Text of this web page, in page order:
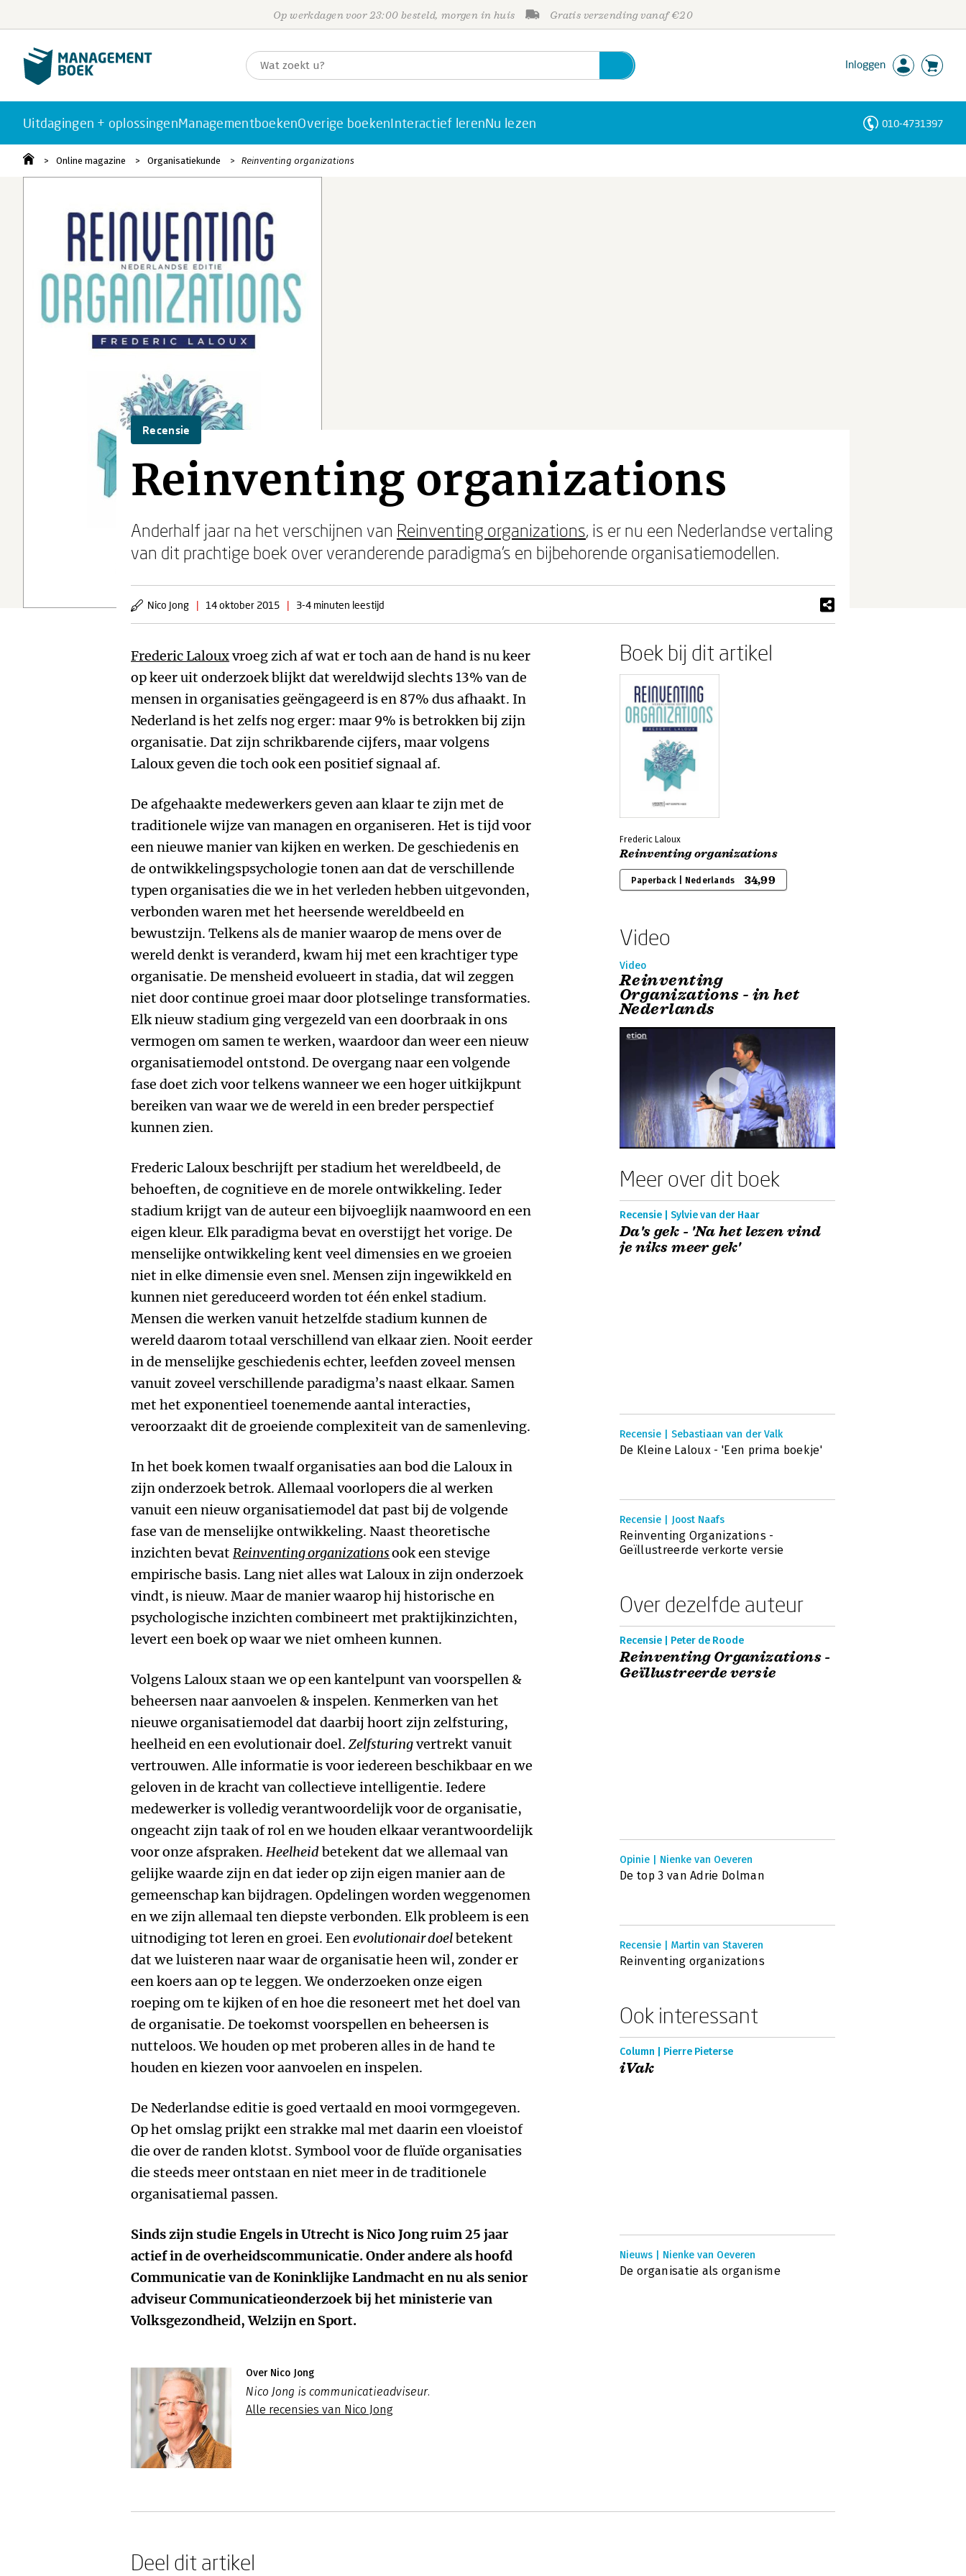
Op werkdagen voor 23:00 besteld, morgen in huis Gratis verzending vanaf €20
Inloggen
Uitdagingen + oplossingenManagementboekenOverige boekenInteractief lerenNu lezen 010-4731397
Online magazine Organisatiekunde Reinventing organizations
Recensie
Reinventing organizations
Anderhalf jaar na het verschijnen van Reinventing organizations, is er nu een Nederlandse vertaling
van dit prachtige boek over veranderende paradigma’s en bijbehorende organisatiemodellen.
Nico Jong | 14 oktober 2015 | 3-4 minuten leestijd
Frederic Lalouxvroeg zich af wat er toch aan de hand is nu keer
op keer uit onderzoek blijkt dat wereldwijd slechts 13% van de
mensen in organisaties geëngageerd is en 87% dus afhaakt. In
Nederland is het zelfs nog erger: maar 9% is betrokken bij zijn
organisatie. Dat zijn schrikbarende cijfers, maar volgens
Laloux geven die toch ook een positief signaal af.
De afgehaakte medewerkers geven aan klaar te zijn met de
traditionele wijze van managen en organiseren. Het is tijd voor
een nieuwe manier van kijken en werken. De geschiedenis en
de ontwikkelingspsychologie tonen aan dat de verschillende
typen organisaties die we in het verleden hebben uitgevonden,
verbonden waren met het heersende wereldbeeld en
bewustzijn. Telkens als de manier waarop de mens over de
wereld denkt is veranderd, kwam hij met een krachtiger type
organisatie. De mensheid evolueert in stadia, dat wil zeggen
niet door continue groei maar door plotselinge transformaties.
Elk nieuw stadium ging vergezeld van een doorbraak in ons
vermogen om samen te werken, waardoor dan weer een nieuw
organisatiemodel ontstond. De overgang naar een volgende
fase doet zich voor telkens wanneer we een hoger uitkijkpunt
bereiken van waar we de wereld in een breder perspectief
kunnen zien.
Frederic Laloux beschrijft per stadium het wereldbeeld, de
behoeften, de cognitieve en de morele ontwikkeling. Ieder
stadium krijgt van de auteur een bijvoeglijk naamwoord en een
eigen kleur. Elk paradigma bevat en overstijgt het vorige. De
menselijke ontwikkeling kent veel dimensies en we groeien
niet in elke dimensie even snel. Mensen zijn ingewikkeld en
kunnen niet gereduceerd worden tot één enkel stadium.
Mensen die werken vanuit hetzelfde stadium kunnen de
wereld daarom totaal verschillend van elkaar zien. Nooit eerder
in de menselijke geschiedenis echter, leefden zoveel mensen
vanuit zoveel verschillende paradigma’s naast elkaar. Samen
met het exponentieel toenemende aantal interacties,
veroorzaakt dit de groeiende complexiteit van de samenleving.
In het boek komen twaalf organisaties aan bod die Laloux in
zijn onderzoek betrok. Allemaal voorlopers die al werken
vanuit een nieuw organisatiemodel dat past bij de volgende
fase van de menselijke ontwikkeling. Naast theoretische
inzichten bevat Reinventing organizationsook een stevige
empirische basis. Lang niet alles wat Laloux in zijn onderzoek
vindt, is nieuw. Maar de manier waarop hij historische en
psychologische inzichten combineert met praktijkinzichten,
levert een boek op waar we niet omheen kunnen.
Volgens Laloux staan we op een kantelpunt van voorspellen &
beheersen naar aanvoelen & inspelen. Kenmerken van het
nieuwe organisatiemodel dat daarbij hoort zijn zelfsturing,
heelheid en een evolutionair doel. Zelfsturingvertrekt vanuit
vertrouwen. Alle informatie is voor iedereen beschikbaar en we
geloven in de kracht van collectieve intelligentie. Iedere
medewerker is volledig verantwoordelijk voor de organisatie,
ongeacht zijn taak of rol en we houden elkaar verantwoordelijk
voor onze afspraken. Heelheidbetekent dat we allemaal van
gelijke waarde zijn en dat ieder op zijn eigen manier aan de
gemeenschap kan bijdragen. Opdelingen worden weggenomen
en we zijn allemaal ten diepste verbonden. Elk probleem is een
uitnodiging tot leren en groei. Eenevolutionair doelbetekent
dat we luisteren naar waar de organisatie heen wil, zonder er
een koers aan op te leggen. We onderzoeken onze eigen
roeping om te kijken of en hoe die resoneert met het doel van
de organisatie. De toekomst voorspellen en beheersen is
nutteloos. We houden op met proberen alles in de hand te
houden en kiezen voor aanvoelen en inspelen.
De Nederlandse editie is goed vertaald en mooi vormgegeven.
Op het omslag prijkt een strakke mal met daarin een vloeistof
die over de randen klotst. Symbool voor de fluïde organisaties
die steeds meer ontstaan en niet meer in de traditionele
organisatiemal passen.
Sinds zijn studie Engels in Utrecht is Nico Jong ruim 25 jaar
actief in de overheidscommunicatie. Onder andere als hoofd
Communicatie van de Koninklijke Landmacht en nu als senior
adviseur Communicatieonderzoek bij het ministerie van
Volksgezondheid, Welzijn en Sport.
Over Nico Jong
Nico Jong is communicatieadviseur.
Alle recensies van Nico Jong
Boek bij dit artikel
Frederic Laloux
Reinventing organizations
Paperback | Nederlands 34,99
Video
Video
Reinventing
Organizations - in het
Nederlands
Meer over dit boek
Recensie | Sylvie van der Haar
Da's gek - 'Na het lezen vind
je niks meer gek'
Recensie | Sebastiaan van der Valk
De Kleine Laloux - 'Een prima boekje'
Recensie | Joost Naafs
Reinventing Organizations -
Geïllustreerde verkorte versie
Over dezelfde auteur
Recensie | Peter de Roode
Reinventing Organizations -
Geïllustreerde versie
Opinie | Nienke van Oeveren
De top 3 van Adrie Dolman
Recensie | Martin van Staveren
Reinventing organizations
Ook interessant
Column | Pierre Pieterse
iVak
Nieuws | Nienke van Oeveren
De organisatie als organisme
Deel dit artikel
Personen